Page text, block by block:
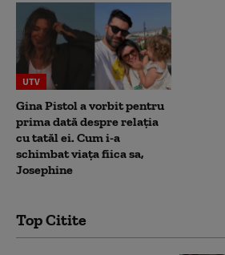
UTV
Gina Pistol a vorbit pentru
prima dată despre relația
cu tatăl ei. Cum i-a
schimbat viața fiica sa,
Josephine
Top Citite